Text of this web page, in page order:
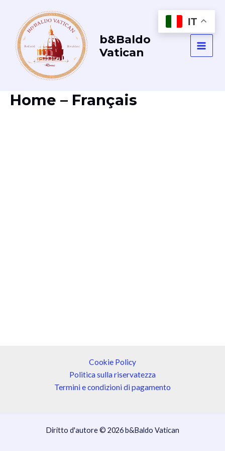
contenuto
b&Baldo
Vatican
Home – Français
Cookie Policy
Politica sulla riservatezza
Termini e condizioni di pagamento
Diritto d'autore © 2026 b&Baldo Vatican
IT